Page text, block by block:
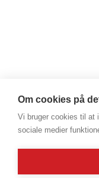
Om cookies på
Vi bruger cookies til at
sociale medier